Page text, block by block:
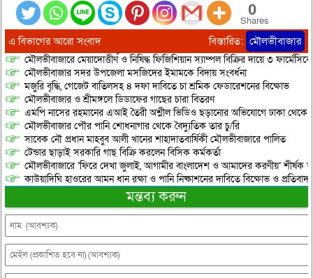
0
Shares
এ বিভাগের আরো সংবাদ বিস্তারিত: মৌলভীবাজার
মৌলভীবাজারে মেয়াদোত্তীর্ণ ও নিষিদ্ধ ফিজিশিয়ান স্যাম্পল বিক্রির দায়ে ৩
মৌলভীবাজার সদর উপজেলা মসজিদের ইমামকে বিদায় সংবর্ধনা
মজুরি বৃদ্ধি, গেজেট বাতিলসহ ৪ দফা দাবিতে চা শ্রমিক ফেডারেশনের বিক্ষোভ
মৌলভীবাজার ও শ্রীমঙ্গলে ডিডাফের গাছের চারা বিতরণ
এমপি নাসের রহমানের এআই তৈরী অশ্লীল ভিডিও ছড়ানোর অভিযোগে ঢাকা থেকে
মৌলভীবাজার পৌর পানি শোধনাগার থেকে বৈদ্যুতিক তার চু/রি
সাবেক নৌ প্রধান মাহবুব আলী খানের শাহাদাতবার্ষিকী মৌলভীবাজারে পালিত
টেন্ডার ছাড়াই সরকারি গাছ বিক্রি করলেন বিসিক কর্মকর্তা
মৌলভীবাজারে ‘ফিরে দেখা জুলাই, আগামীর বাংলাদেশ ও আমাদের করণীয়’ শীর্ষক
কাউয়াদিঘি হাওরের আমন ধান রক্ষা ও পানি নিষ্কাশনের দাবিতে বিক্ষোভ ও
মন্তব্য করুন